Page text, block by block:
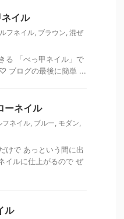
イル
フネイル, ブラウン, 混ぜ
る 「べっ甲ネイル」で
ブログの最後に簡単 ...
ーネイル
フネイル, ブルー, モダン,
けで あっという間に出
イルに仕上がるので ぜ
ル